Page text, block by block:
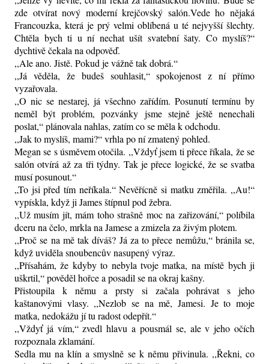
zde otvírat nový moderní krejčovský salón.Vede ho nějaká
Francouzka, která je prý velmi oblíbená u té nejvyšší šlechty.
Chtěla bych ti u ní nechat ušít svatební šaty. Co myslíš?“
dychtivě čekala na odpověď.
,,Ale ano. Jistě. Pokud je vážně tak dobrá.“
,,Já věděla, že budeš souhlasit,“ spokojenost z ní přímo
vyzařovala.
,,O nic se nestarej, já všechno zařídím. Posunutí termínu by
neměl být problém, pozvánky jsme stejně ještě nenechali
poslat,“ plánovala nahlas, zatím co se měla k odchodu.
,,Jak to myslíš, mami?“ vrhla po ní zmatený pohled.
Megan se s úsměvem otočila. ,,Vždyť jsem ti přece říkala, že se
salón otvírá až za tři týdny. Tak je přece logické, že se svatba
musí posunout.“
„To jsi před tím neříkala.“ Nevěřícně si matku změřila. ,,Au!“
vypískla, když ji James štípnul pod žebra.
,,Už musím jít, mám toho strašně moc na zařizování,“ políbila
dceru na čelo, mrkla na Jamese a zmizela za živým plotem.
,,Proč se na mě tak díváš? Já za to přece nemůžu,“ bránila se,
když uviděla snoubencův nasupený výraz.
,,Přísahám, že kdyby to nebyla tvoje matka, na místě bych ji
uškrtil,“ pověděl hořce a posadil se na okraj kašny.
Přistoupila k němu a prsty si začala pohrávat s jeho
kaštanovými vlasy. ,,Nezlob se na mě, Jamesi. Je to moje
matka, nedokážu jí tu radost odepřít.“
,,Vždyť já vím,“ zvedl hlavu a pousmál se, ale v jeho očích
rozpoznala zklamání.
Sedla mu na klín a smyslně se k němu přivinula. ,,Řekni, co